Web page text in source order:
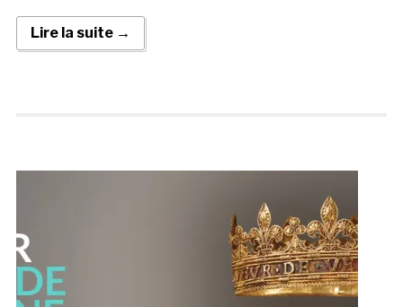
Lire la suite →